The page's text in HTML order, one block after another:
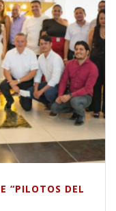
“PILOTOS DEL